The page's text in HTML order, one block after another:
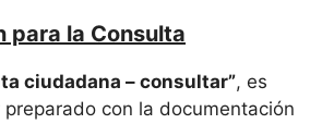
para la Consulta
ciudadana – consultar”, es
con la documentación